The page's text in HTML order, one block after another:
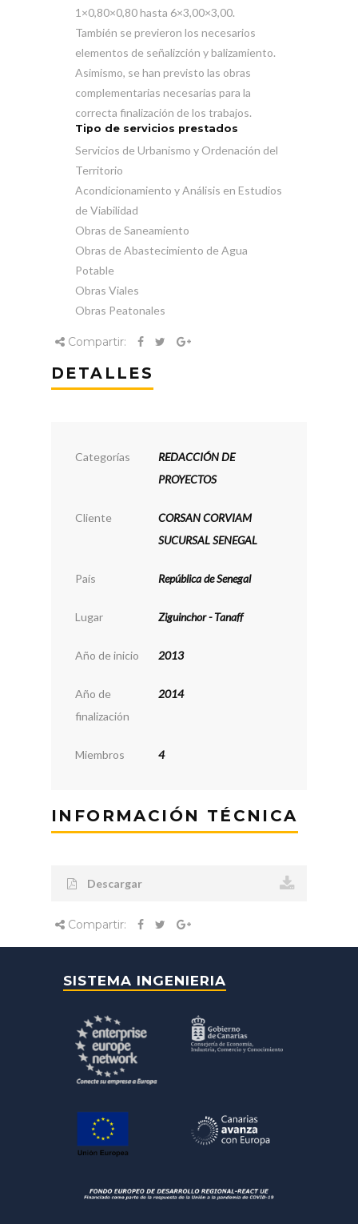
1×0,80×0,80 hasta 6×3,00×3,00.
También se previeron los necesarios
elementos de señalizción y balizamiento.
Asimismo, se han previsto las obras
complementarias necesarias para la
correcta finalización de los trabajos.
Tipo de servicios prestados
Servicios de Urbanismo y Ordenación del
Territorio
Acondicionamiento y Análisis en Estudios
de Viabilidad
Obras de Saneamiento
Obras de Abastecimiento de Agua
Potable
Obras Viales
Obras Peatonales
Compartir:
DETALLES
Categorías
REDACCIÓN DE
PROYECTOS
Cliente
CORSAN CORVIAM
SUCURSAL SENEGAL
País República de Senegal
Lugar Ziguinchor - Tanaff
Año de inicio 2013
Año de
finalización
2014
Miembros 4
INFORMACIÓN TÉCNICA
Descargar
Compartir:
SISTEMA INGENIERIA